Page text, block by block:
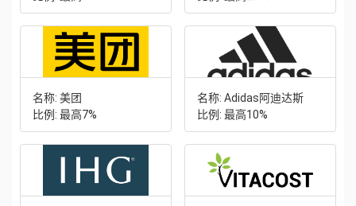
名称: 美团
比例: 最高7%
名称: Adidas阿迪达斯
比例: 最高10%